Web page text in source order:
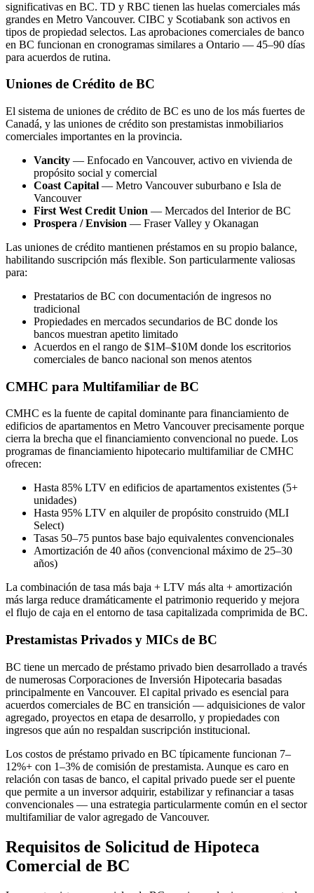
significativas en BC. TD y RBC tienen las huelas comerciales más
grandes en Metro Vancouver. CIBC y Scotiabank son activos en
tipos de propiedad selectos. Las aprobaciones comerciales de banco
en BC funcionan en cronogramas similares a Ontario — 45–90 días
para acuerdos de rutina.
Uniones de Crédito de BC
El sistema de uniones de crédito de BC es uno de los más fuertes de
Canadá, y las uniones de crédito son prestamistas inmobiliarios
comerciales importantes en la provincia.
Vancity — Enfocado en Vancouver, activo en vivienda de
propósito social y comercial
Coast Capital — Metro Vancouver suburbano e Isla de
Vancouver
First West Credit Union — Mercados del Interior de BC
Prospera / Envision — Fraser Valley y Okanagan
Las uniones de crédito mantienen préstamos en su propio balance,
habilitando suscripción más flexible. Son particularmente valiosas
para:
Prestatarios de BC con documentación de ingresos no
tradicional
Propiedades en mercados secundarios de BC donde los
bancos muestran apetito limitado
Acuerdos en el rango de $1M–$10M donde los escritorios
comerciales de banco nacional son menos atentos
CMHC para Multifamiliar de BC
CMHC es la fuente de capital dominante para financiamiento de
edificios de apartamentos en Metro Vancouver precisamente porque
cierra la brecha que el financiamiento convencional no puede. Los
programas de financiamiento hipotecario multifamiliar de CMHC
ofrecen:
Hasta 85% LTV en edificios de apartamentos existentes (5+
unidades)
Hasta 95% LTV en alquiler de propósito construido (MLI
Select)
Tasas 50–75 puntos base bajo equivalentes convencionales
Amortización de 40 años (convencional máximo de 25–30
años)
La combinación de tasa más baja + LTV más alta + amortización
más larga reduce dramáticamente el patrimonio requerido y mejora
el flujo de caja en el entorno de tasa capitalizada comprimida de BC.
Prestamistas Privados y MICs de BC
BC tiene un mercado de préstamo privado bien desarrollado a través
de numerosas Corporaciones de Inversión Hipotecaria basadas
principalmente en Vancouver. El capital privado es esencial para
acuerdos comerciales de BC en transición — adquisiciones de valor
agregado, proyectos en etapa de desarrollo, y propiedades con
ingresos que aún no respaldan suscripción institucional.
Los costos de préstamo privado en BC típicamente funcionan 7–
12%+ con 1–3% de comisión de prestamista. Aunque es caro en
relación con tasas de banco, el capital privado puede ser el puente
que permite a un inversor adquirir, estabilizar y refinanciar a tasas
convencionales — una estrategia particularmente común en el sector
multifamiliar de valor agregado de Vancouver.
Requisitos de Solicitud de Hipoteca
Comercial de BC